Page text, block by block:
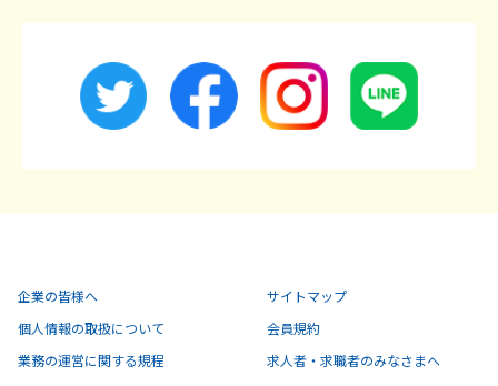
企業の皆様へ
サイトマップ
個人情報の取扱について
会員規約
業務の運営に関する規程
求人者・求職者のみなさまへ